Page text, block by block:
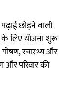
छोड़ने वाली
के लिए योजना शुरू
स्वास्थ्य और
और परिवार की